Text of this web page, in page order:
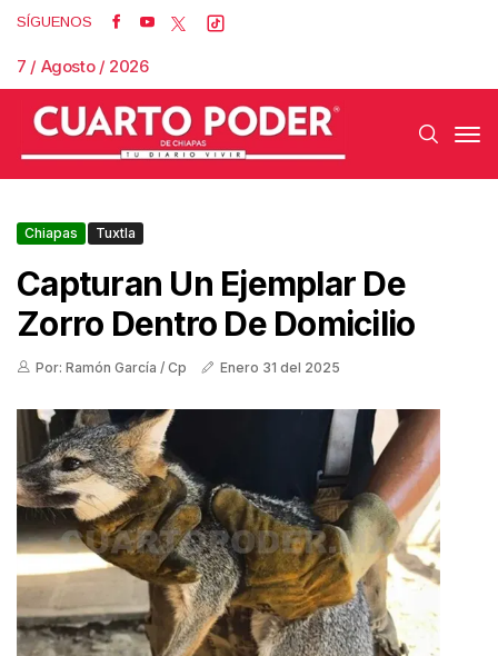
SÍGUENOS
7 / Agosto / 2026
Chiapas Tuxtla
Capturan Un Ejemplar De
Zorro Dentro De Domicilio
Por: Ramón García / Cp Enero 31 del 2025